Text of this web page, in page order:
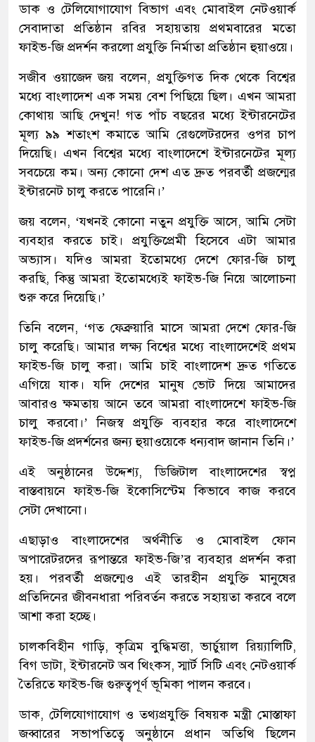
ডাক ও টেলিযোগাযোগ বিভাগ এবং মোবাইল নেটওয়ার্ক
সেবাদাতা প্রতিষ্ঠান রবির সহায়তায় প্রথমবারের মতো
ফাইভ-জি প্রদর্শন করলো প্রযুক্তি নির্মাতা প্রতিষ্ঠান হুয়াওয়ে।
সজীব ওয়াজেদ জয় বলেন, প্রযুক্তিগত দিক থেকে বিশ্বের
মধ্যে বাংলাদেশ এক সময় বেশ পিছিয়ে ছিল। এখন আমরা
কোথায় আছি দেখুন! গত পাঁচ বছরের মধ্যে ইন্টারনেটের
মূল্য ৯৯ শতাংশ কমাতে আমি রেগুলেটরদের ওপর চাপ
দিয়েছি। এখন বিশ্বের মধ্যে বাংলাদেশে ইন্টারনেটের মূল্য
সবচেয়ে কম। অন্য কোনো দেশ এত দ্রুত পরবর্তী প্রজন্মের
ইন্টারনেট চালু করতে পারেনি।’
জয় বলেন, ‘যখনই কোনো নতুন প্রযুক্তি আসে, আমি সেটা
ব্যবহার করতে চাই। প্রযুক্তিপ্রেমী হিসেবে এটা আমার
অভ্যাস। যদিও আমরা ইতোমধ্যে দেশে ফোর-জি চালু
করছি, কিন্তু আমরা ইতোমধ্যেই ফাইভ-জি নিয়ে আলোচনা
শুরু করে দিয়েছি।’
তিনি বলেন, ‘গত ফেব্রুয়ারি মাসে আমরা দেশে ফোর-জি
চালু করেছি। আমার লক্ষ্য বিশ্বের মধ্যে বাংলাদেশেই প্রথম
ফাইভ-জি চালু করা। আমি চাই বাংলাদেশ দ্রুত গতিতে
এগিয়ে যাক। যদি দেশের মানুষ ভোট দিয়ে আমাদের
আবারও ক্ষমতায় আনে তবে আমরা বাংলাদেশে ফাইভ-জি
চালু করবো।’ নিজস্ব প্রযুক্তি ব্যবহার করে বাংলাদেশে
ফাইভ-জি প্রদর্শনের জন্য হুয়াওয়েকে ধন্যবাদ জানান তিনি।’
এই অনুষ্ঠানের উদ্দেশ্য, ডিজিটাল বাংলাদেশের স্বপ্ন
বাস্তবায়নে ফাইভ-জি ইকোসিস্টেম কিভাবে কাজ করবে
সেটা দেখানো।
এছাড়াও বাংলাদেশের অর্থনীতি ও মোবাইল ফোন
অপারেটরদের রূপান্তরে ফাইভ-জি’র ব্যবহার প্রদর্শন করা
হয়। পরবর্তী প্রজন্মেও এই তারহীন প্রযুক্তি মানুষের
প্রতিদিনের জীবনধারা পরিবর্তন করতে সহায়তা করবে বলে
আশা করা হচ্ছে।
চালকবিহীন গাড়ি, কৃত্রিম বুদ্ধিমত্তা, ভার্চুয়াল রিয়্যালিটি,
বিগ ডাটা, ইন্টারনেট অব থিংকস, স্মার্ট সিটি এবং নেটওয়ার্ক
তৈরিতে ফাইভ-জি গুরুত্বপূর্ণ ভূমিকা পালন করবে।
ডাক, টেলিযোগাযোগ ও তথ্যপ্রযুক্তি বিষয়ক মন্ত্রী মোস্তাফা
জব্বারের সভাপতিত্বে অনুষ্ঠানে প্রধান অতিথি ছিলেন